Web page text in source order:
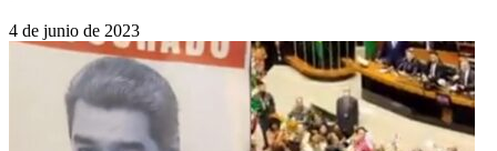
4 de junio de 2023